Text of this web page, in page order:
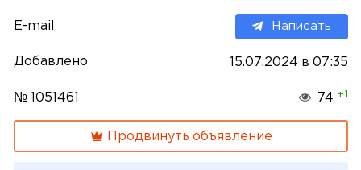
E-mail Написать
Добавлено 15.07.2024 в 07:35
№ 1051461 74 +1
Продвинуть объявление